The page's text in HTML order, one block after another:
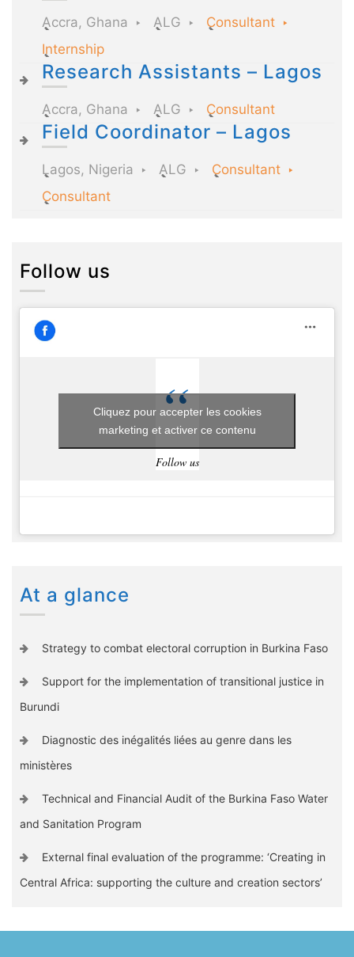
Accra, Ghana ALG
Consultant
Internship
Research Assistants – Lagos
Accra, Ghana ALG Consultant
Field Coordinator – Lagos
Lagos, Nigeria ALG
Consultant
Consultant
Follow us
Follow us
Cliquez pour accepter les cookies
marketing et activer ce contenu
At a glance
Strategy to combat electoral corruption in Burkina Faso
Support for the implementation of transitional justice in
Burundi
Diagnostic des inégalités liées au genre dans les
ministères
Technical and Financial Audit of the Burkina Faso Water
and Sanitation Program
External final evaluation of the programme: ‘Creating in
Central Africa: supporting the culture and creation sectors’